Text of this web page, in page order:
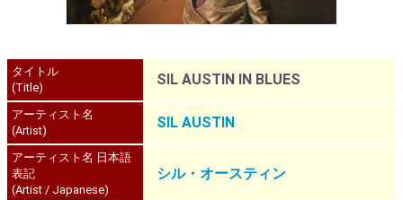
タイトル
(Title)
SIL AUSTIN IN BLUES
アーティスト名
(Artist)
SIL AUSTIN
アーティスト名 日本語
表記
(Artist / Japanese)
シル・オースティン